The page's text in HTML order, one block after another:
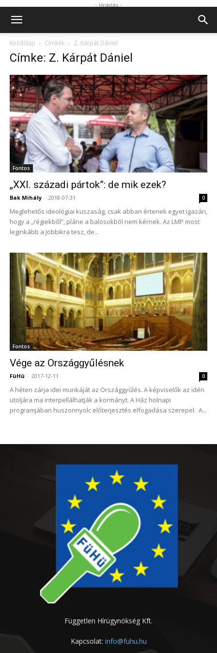
- Hirdetés -
Kezdőlap Címkék Z. Kárpát Dániel
Címke: Z. Kárpát Dániel
Fontos
„XXI. századi pártok”: de mik ezek?
Bak Mihály - 2018-07-31 0
Meglehetős ideológiai kuszaság, csak abban értenek egyet igazán,
hogy a „régiekből”, pláne a balosokból nem kérnek. Az LMP most
leginkább a Jobbikra tesz, de...
Fontos
Vége az Országgyűlésnek
FüHü - 2017-12-11 0
A héten zárja idei munkáját az Országgyűlés. A képviselők az idén
utoljára ma interpellálhatják a kormányt. A Ház holnapi
programjában huszonnyolc előterjesztés elfogadása szerepel. A...
Független Hírügynökség Kft.
Kapcsolat: info@fuhu.hu